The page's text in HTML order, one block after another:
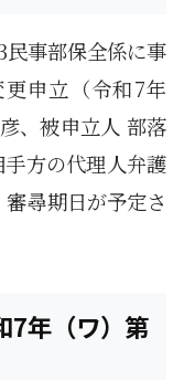
民事部保全係に事
申立（令和7年
、被申立人 部落
方の代理人弁護
尋期日が予定さ
7年（ワ）第